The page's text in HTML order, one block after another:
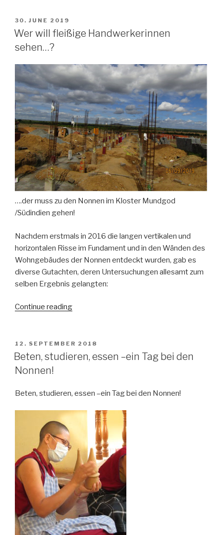
Bauarbeiten
der
Geist
bleibt
heiter”
POSTED
ON
30. JUNE 2019
Wer will fleißige Handwerkerinnen
sehen…?
….der muss zu den Nonnen im Kloster Mundgod
/Südindien gehen!
Nachdem erstmals in 2016 die langen vertikalen und
horizontalen Risse im Fundament und in den Wänden des
Wohngebäudes der Nonnen entdeckt wurden, gab es
diverse Gutachten, deren Untersuchungen allesamt zum
selben Ergebnis gelangten:
Continue reading“Wer
Handwerkerinnen
sehen…?”
POSTED
ON
12. SEPTEMBER 2018
Beten, studieren, essen –ein Tag bei den
Nonnen!
Beten, studieren, essen –ein Tag bei den Nonnen!